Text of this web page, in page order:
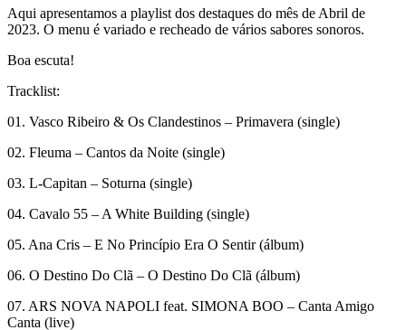
Aqui apresentamos a playlist dos destaques do mês de Abril de
2023. O menu é variado e recheado de vários sabores sonoros.
Boa escuta!
Tracklist:
01. Vasco Ribeiro & Os Clandestinos – Primavera (single)
02. Fleuma – Cantos da Noite (single)
03. L-Capitan – Soturna (single)
04. Cavalo 55 – A White Building (single)
05. Ana Cris – E No Princípio Era O Sentir (álbum)
06. O Destino Do Clã – O Destino Do Clã (álbum)
07. ARS NOVA NAPOLI feat. SIMONA BOO – Canta Amigo
Canta (live)